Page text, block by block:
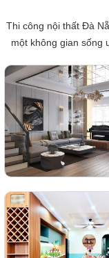
Thi công nội thất Đà
một không gian sống